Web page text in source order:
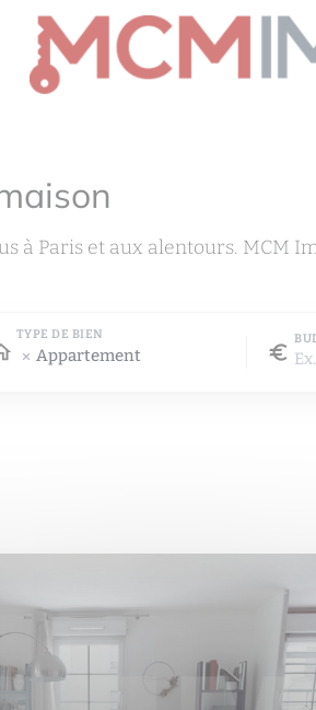
à Paris et aux alentours. MCM
TYPE DE BIEN
Appartement